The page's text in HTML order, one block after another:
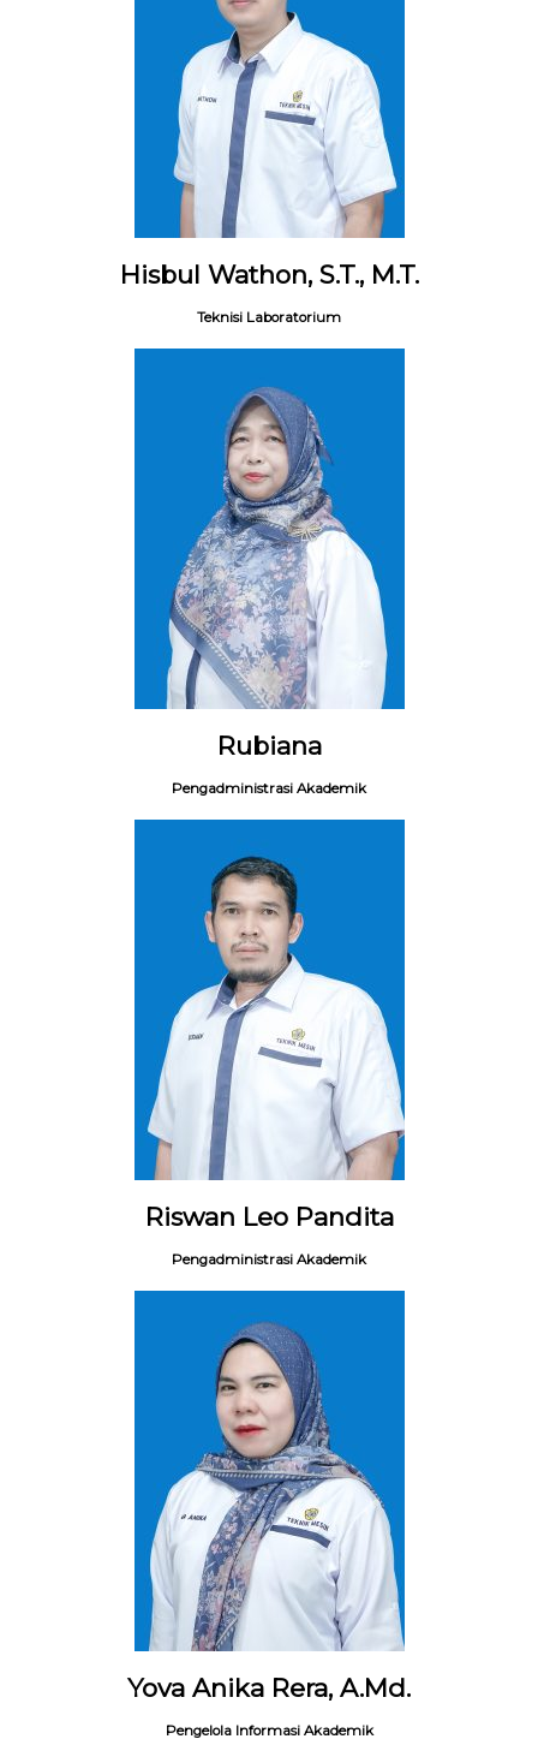
Hisbul Wathon, S.T., M.T.
Teknisi Laboratorium
Rubiana
Pengadministrasi Akademik
Riswan Leo Pandita
Pengadministrasi Akademik
Yova Anika Rera, A.Md.
Pengelola Informasi Akademik